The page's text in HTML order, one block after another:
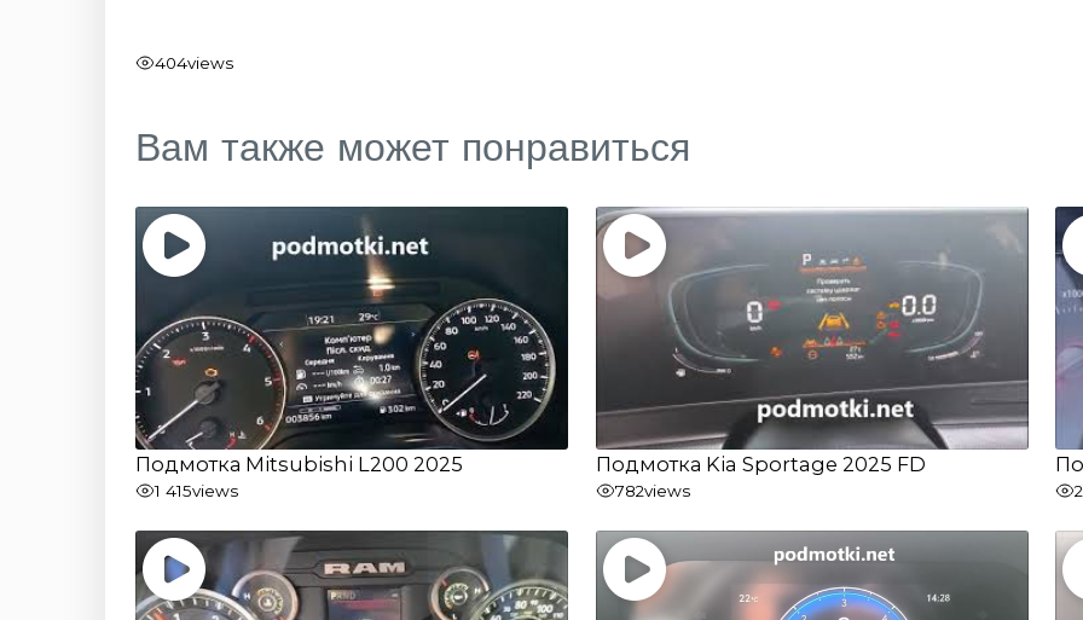
404views
Вам также может понравиться
Подмотка Mitsubishi L200 2025
1 415views
Подмотка Kia Sportage 2025 FD
782views